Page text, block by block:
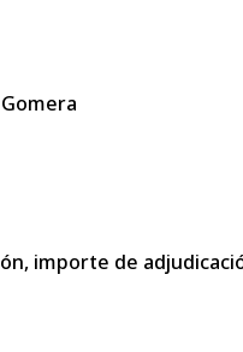
importe de